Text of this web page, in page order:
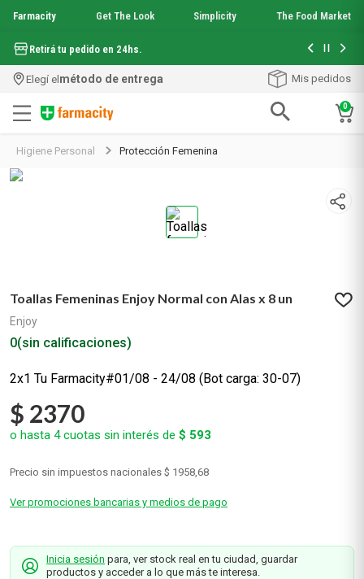
Farmacity Get The Look Simplicity The Food Market
Retirá tu pedido en 24hs. Hasta 6
Elegí elmétodo de entrega Mis pedidos
0
Higiene Personal Protección Femenina
Toallas Femeninas Enjoy Normal con Alas x 8 un
Enjoy
0(sin calificaciones)
2x1 Tu Farmacity#01/08 - 24/08 (Bot carga: 30-07)
$ 2370
o hasta 4cuotas sin interés de $ 593
Precio sin impuestos nacionales $ 1958,68
Ver promociones bancarias y medios de pago
Inicia sesión para, ver stock real en tu ciudad, guardar
productos y acceder a lo que más te interesa.
2.
8. get the look
9. nyx
10
serum elvive